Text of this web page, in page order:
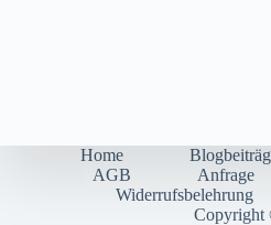
Home
AGB
Anfrage
Widerrufsbelehrung
Copyright